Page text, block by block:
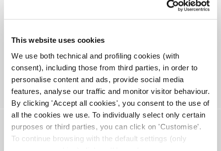
This website uses cookies
We use both technical and profiling cookies (with
consent), including those from third parties, in order to
personalise content and ads, provide social media
features, analyse our traffic and monitor visitor behaviour.
By clicking 'Accept all cookies', you consent to the use of
all the cookies we use. To individually select only certain
purposes or third parties, you can click on 'Customise'.
To continue browsing with the default settings (only
La limpieza nasal tiene una larga historia
Lavar la "naricita" a los niños se ha convertido en una sana práctica
respiratorias.
Saber más